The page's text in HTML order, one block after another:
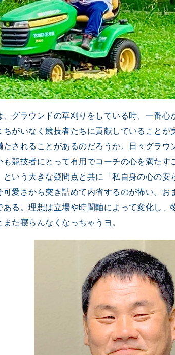
グラウンドの草刈りをしている時、一番心
ちがいなく競技者たちに貢献していること
たされることがあるのだろうか。日々グラ
競技者にとって有用でコーチの心を満た
という大きな疑問点と共に「私自身の心の
愛さから突き詰めて内省するのが怖い。
ある。理想は立場や時間軸によって変化し
た寝らんなくなっちゃうヨ。